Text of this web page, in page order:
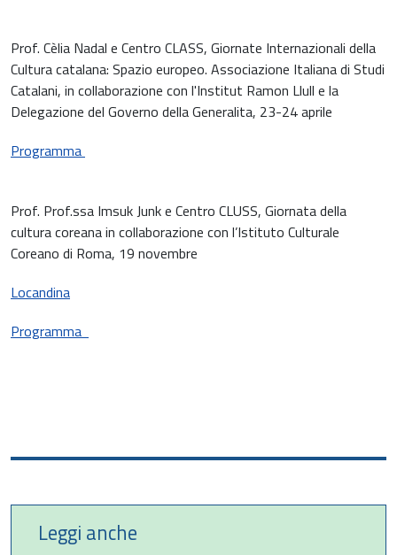
Prof. Cèlia Nadal e Centro CLASS, Giornate Internazionali della
Cultura catalana: Spazio europeo. Associazione Italiana di Studi
Catalani, in collaborazione con l'Institut Ramon Llull e la
Delegazione del Governo della Generalita, 23-24 aprile
Programma
Prof. Prof.ssa Imsuk Junk e Centro CLUSS, Giornata della
cultura coreana in collaborazione con l’Istituto Culturale
Coreano di Roma, 19 novembre
Locandina
Programma
Leggi anche